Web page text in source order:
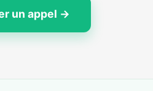
un appel →